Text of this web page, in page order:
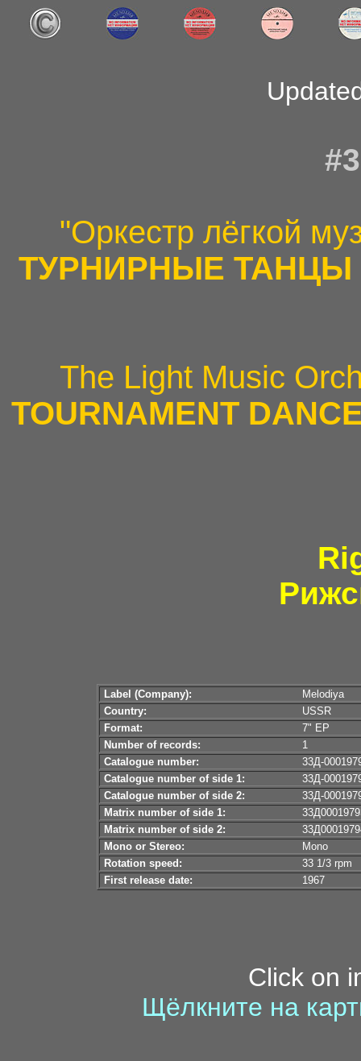
"Оркестр лёгкой
ТУРНИРНЫЕ ТАНЦЫ
The Light Music
TOURNAMENT
Label (Company):
Melodiya
Country:
USSR
Format:
7" EP
Number of records:
1
Catalogue number:
33Д-
Catalogue number of side 1:
33Д-
Catalogue number of side 2:
33Д-
Matrix number of side 1:
Matrix number of side 2:
Mono or Stereo:
Mono
Rotation speed:
33 1/3 rpm
First release date:
1967
Click on
Щёлкните на